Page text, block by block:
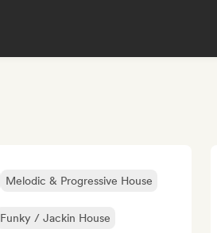
Melodic & Progressive House
Funky / Jackin House